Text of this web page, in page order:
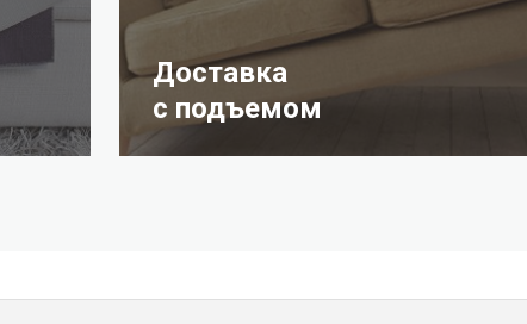
Доставка
с подъемом